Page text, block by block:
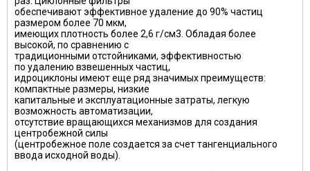
обеспечивают эффективное удаление до 90% частиц
размером более 70 мкм,
имеющих плотность более 2,6 г/см3. Обладая более
высокой, по сравнению с
традиционными отстойниками, эффек­тивностью
по удалению взвешенных частиц,
идроциклоны имеют еще ряд значимых пре­имуществ:
компактные размеры, низкие
капитальные и эксплуатационные затраты, легкую
возможность автоматизации,
отсутствие вращающихся механизмов для создания
центробежной силы
(центробежное поле создается за счет тангенциального
ввода исходной воды).